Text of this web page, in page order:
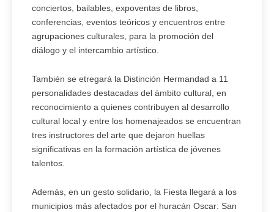
conciertos, bailables, expoventas de libros,
conferencias, eventos teóricos y encuentros entre
agrupaciones culturales, para la promoción del
diálogo y el intercambio artístico.
También se etregará la Distinción Hermandad a 11
personalidades destacadas del ámbito cultural, en
reconocimiento a quienes contribuyen al desarrollo
cultural local y entre los homenajeados se encuentran
tres instructores del arte que dejaron huellas
significativas en la formación artística de jóvenes
talentos.
Además, en un gesto solidario, la Fiesta llegará a los
municipios más afectados por el huracán Oscar: San